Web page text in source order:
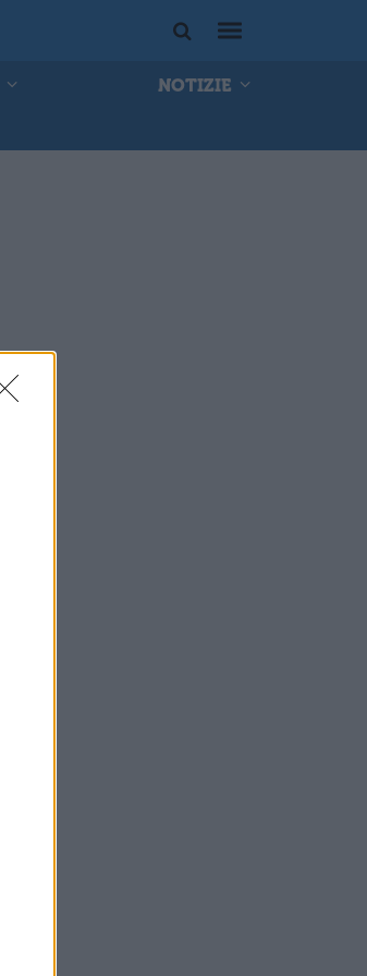
NOTIZIE